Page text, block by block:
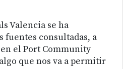
Valencia se ha
fuentes consultadas, a
el Port Community
que nos va a permitir